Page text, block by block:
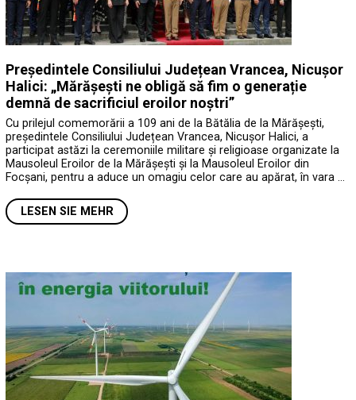
Președintele Consiliului Județean Vrancea, Nicușor
Halici: „Mărășești ne obligă să fim o generație
demnă de sacrificiul eroilor noștri”
Cu prilejul comemorării a 109 ani de la Bătălia de la Mărășești,
președintele Consiliului Județean Vrancea, Nicușor Halici, a
participat astăzi la ceremoniile militare și religioase organizate la
Mausoleul Eroilor de la Mărășești și la Mausoleul Eroilor din
Focșani, pentru a aduce un omagiu celor care au apărat, în vara …
LESEN SIE MEHR